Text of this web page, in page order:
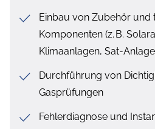
Einbau von Zubehör und
Komponenten (z. B.
Klimaanlagen, Sat-
Durchführung von
Gasprüfungen
Fehlerdiagnose und